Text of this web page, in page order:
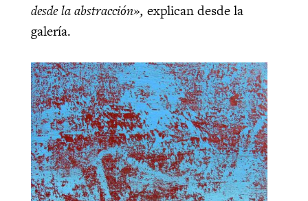
desde la abstracción», explican desde la
galería.